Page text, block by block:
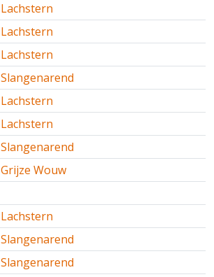
Lachstern
Lachstern
Lachstern
Slangenarend
Lachstern
Lachstern
Slangenarend
Grijze Wouw
Lachstern
Slangenarend
Slangenarend